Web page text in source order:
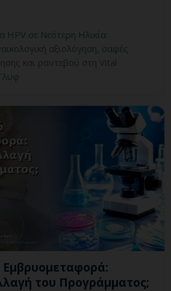
HPV σε Νεότερη Ηλικία:
αξιολόγηση, σαφές
και ραντεβού στη Vital
Εμβρυομεταφορά:
του Προγράμματος;